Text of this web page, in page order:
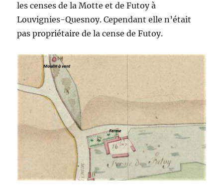
les censes de la Motte et de Futoy à
Louvignies-Quesnoy. Cependant elle n’était
pas propriétaire de la cense de Futoy.